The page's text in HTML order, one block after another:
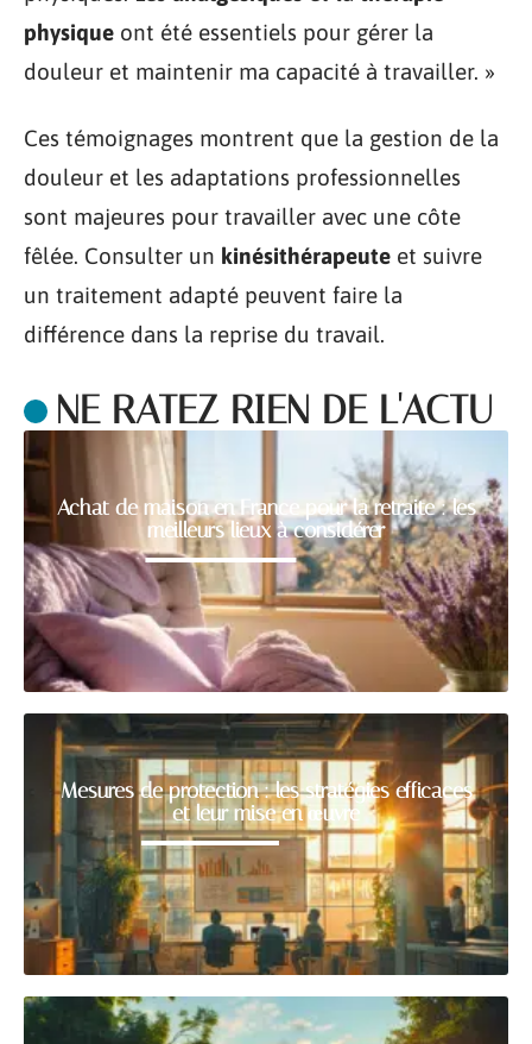
physique ont été essentiels pour gérer la
douleur et maintenir ma capacité à travailler. »
Ces témoignages montrent que la gestion de la
douleur et les adaptations professionnelles
sont majeures pour travailler avec une côte
fêlée. Consulter un kinésithérapeute et suivre
un traitement adapté peuvent faire la
différence dans la reprise du travail.
NE RATEZ RIEN DE L'ACTU
Achat de maison en France pour la retraite : les
meilleurs lieux à considérer
Mesures de protection : les stratégies efficaces
et leur mise en œuvre